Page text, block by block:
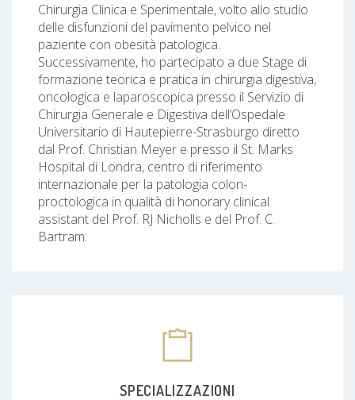
Chirurgia Clinica e Sperimentale, volto allo studio
delle disfunzioni del pavimento pelvico nel
paziente con obesità patologica.
Successivamente, ho partecipato a due Stage di
formazione teorica e pratica in chirurgia digestiva,
oncologica e laparoscopica presso il Servizio di
Chirurgia Generale e Digestiva dell’Ospedale
Universitario di Hautepierre-Strasburgo diretto
dal Prof. Christian Meyer e presso il St. Marks
Hospital di Londra, centro di riferimento
internazionale per la patologia colon-
proctologica in qualità di honorary clinical
assistant del Prof. RJ Nicholls e del Prof. C.
Bartram.
SPECIALIZZAZIONI